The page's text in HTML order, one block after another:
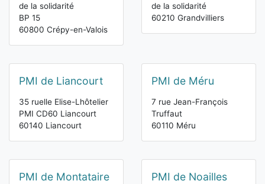
de la solidarité
BP 15
60800 Crépy-en-Valois
de la solidarité
60210 Grandvilliers
PMI de Liancourt
35 ruelle Elise-Lhôtelier
PMI CD60 Liancourt
60140 Liancourt
PMI de Méru
7 rue Jean-François
Truffaut
60110 Méru
PMI de Montataire PMI de Noailles